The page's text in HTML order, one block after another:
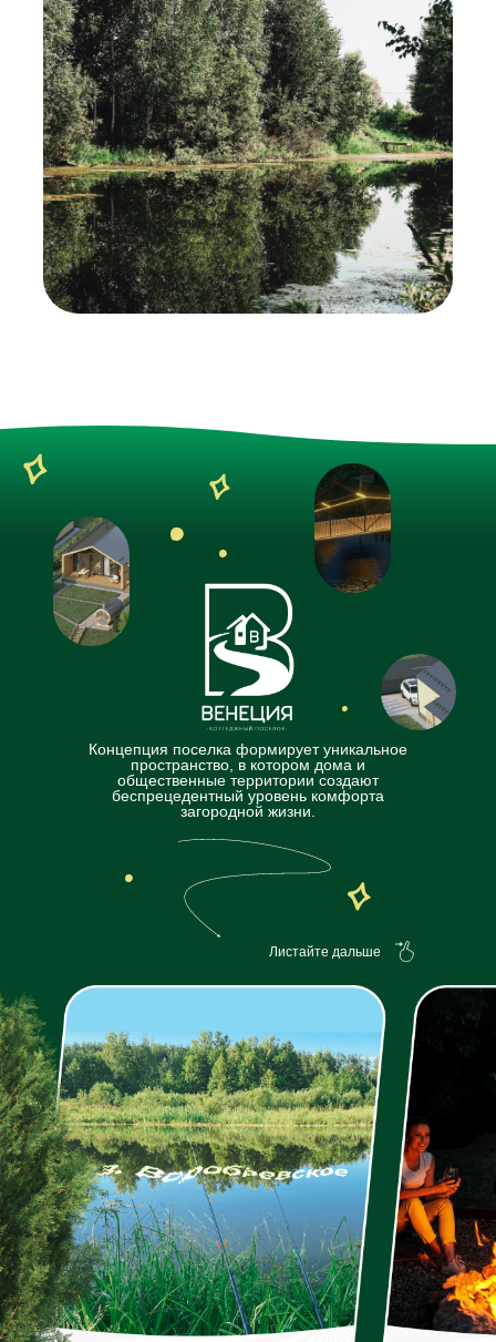
Концепция поселка формирует уникальное
пространство, в котором дома и
общественные территории создают
беспрецедентный уровень комфорта
загородной жизни.
Листайте дальше